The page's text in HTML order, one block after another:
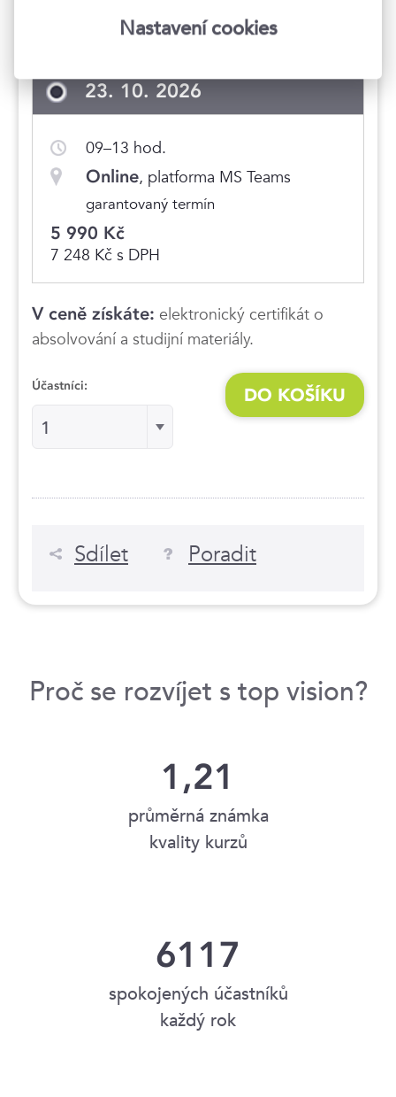
23. 10. 2026
09–13 hod.
Online, platforma MS Teams
garantovaný termín
5 990 Kč
7 248 Kč s DPH
V ceně získáte: elektronický certifikát o
absolvování a studijní materiály.
Účastníci:
1
DO KOŠÍKU
Sdílet Poradit
Proč se rozvíjet s top vision?
1,21
průměrná známka
kvality kurzů
6117
spokojených účastníků
každý rok
Nastavení cookies